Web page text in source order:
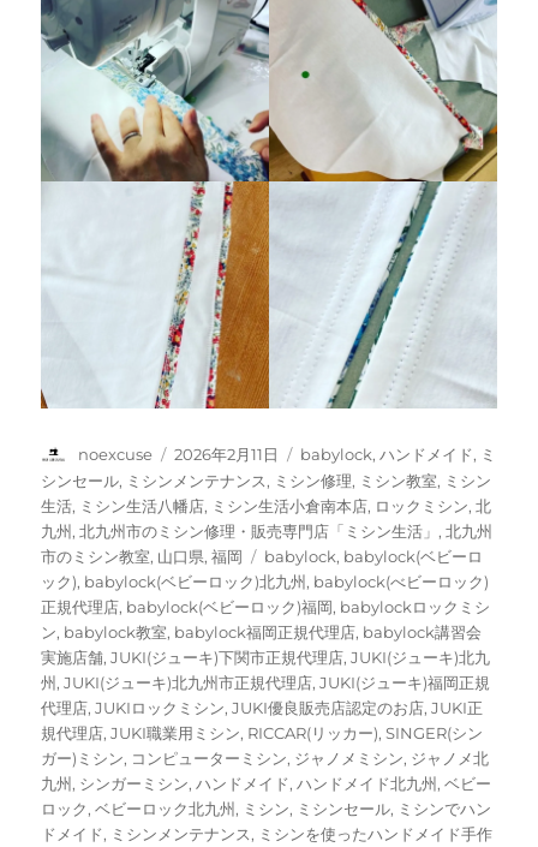
投
稿
者
noexcuse
投
稿
日:
2026年2月11日
カ
テ
ゴ
リ
ー
babylock,ハンドメイド, ミ
シンセール, ミシンメンテナンス, ミシン修理, ミシン教室, ミシン
生活, ミシン生活八幡店, ミシン生活小倉南本店, ロックミシン,北
九州,北九州市のミシン修理・販売専門店「ミシン生活」 ,北九州
市のミシン教室, 山口県,福岡
タ
グ
babylock, babylock(ベビーロ
ック), babylock(ベビーロック)北九州, babylock(べビーロック)
正規代理店, babylock(ベビーロック)福岡, babylockロックミシ
ン, babylock教室, babylock福岡正規代理店, babylock講習会
実施店舗,JUKI(ジューキ)下関市正規代理店,JUKI(ジューキ)北九
州,JUKI(ジューキ)北九州市正規代理店,JUKI(ジューキ)福岡正規
代理店,JUKIロックミシン,JUKI優良販売店認定のお店,JUKI正
規代理店,JUKI職業用ミシン, RICCAR(リッカー),SINGER(シン
ガー)ミシン, コンピューターミシン, ジャノメミシン, ジャノメ北
九州, シンガーミシン,ハンドメイド,ハンドメイド北九州,ベビー
ロック,ベビーロック北九州, ミシン, ミシンセール, ミシンでハン
ドメイド, ミシンメンテナンス, ミシンを使ったハンドメイド手作